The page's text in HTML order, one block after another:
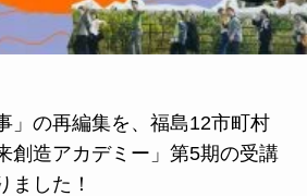
」の再編集を、福島12市町村
創造アカデミー」第5期の受講
ました！